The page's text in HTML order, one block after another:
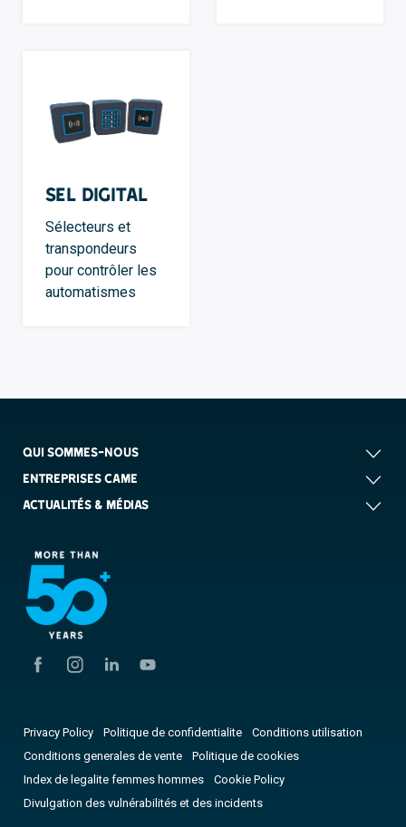
SEL Digital
Sélecteurs et
transpondeurs
pour contrôler les
automatismes
QUI SOMMES-NOUS
ENTREPRISES CAME
ACTUALITÉS & MÉDIAS
Privacy Policy Politique de confidentialite
Conditions utilisation
Conditions generales de vente
Politique de cookies
Index de legalite femmes hommes
Cookie Policy
Divulgation des vulnérabilités et des incidents